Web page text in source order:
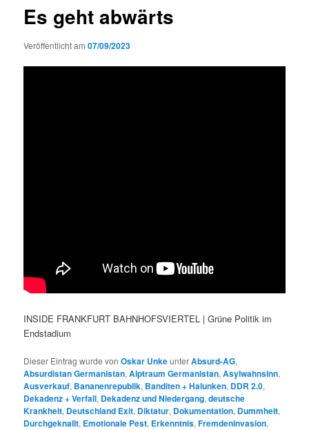
Es geht abwärts
Veröffentlicht am07/09/2023
INSIDE FRANKFURT BAHNHOFSVIERTEL | Grüne Politik im
Endstadium
Dieser Eintrag wurde vonOskar UnkeunterAbsurd-AG,
Absurdistan Germanistan,Alptraum Germanistan,Asylwahnsinn,
Ausverkauf, Bananenrepublik, Banditen + Halunken, DDR 2.0,
Dekadenz + Verfall, Dekadenz und Niedergang,deutsche
Krankheit, Deutschland Exit, Diktatur, Dokumentation, Dummheit,
Durchgeknallt, Emotionale Pest, Erkenntnis,Fremdeninvasion,